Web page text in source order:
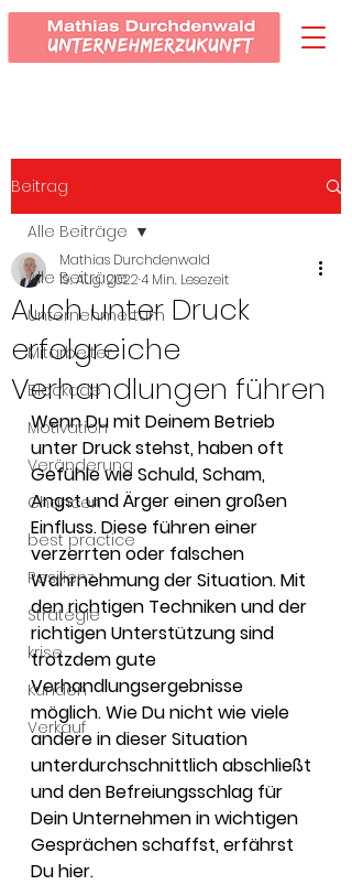
Beitrag
Alle Beiträge
Unternehmertum
Mitarbeiter
Blockade
Motivation
Veränderung
Chancen
best practice
Resilienz
Strategie
krise
Kunden
Verkauf
Alle Beiträge
Auch unter Druck
erfolgreiche
Verhandlungen führen
Mathias Durchdenwald
19. Aug. 20224 Min. Lesezeit
Wenn Du mit Deinem Betrieb
unter Druck stehst, haben oft
Gefühle wie Schuld, Scham,
Angst und Ärger einen großen
Einfluss. Diese führen einer
verzerrten oder falschen
Wahrnehmung der Situation. Mit
den richtigen Techniken und der
richtigen Unterstützung sind
trotzdem gute
Verhandlungsergebnisse
möglich. Wie Du nicht wie viele
andere in dieser Situation
unterdurchschnittlich abschließt
und den Befreiungsschlag für
Dein Unternehmen in wichtigen
Gesprächen schaffst, erfährst
Du hier.